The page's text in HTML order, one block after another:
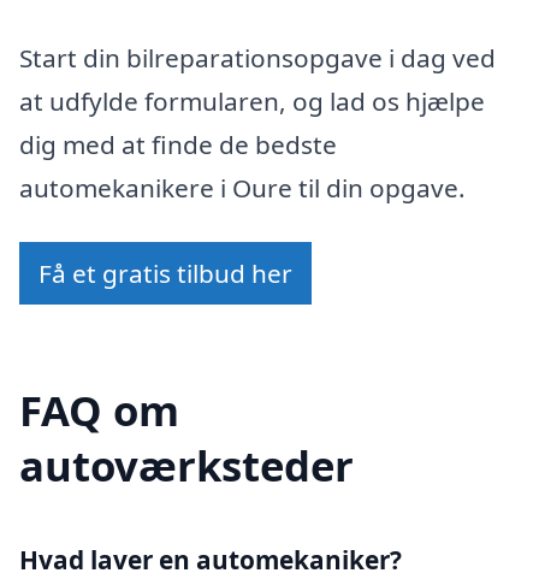
Start din bilreparationsopgave i dag ved
at udfylde formularen, og lad os hjælpe
dig med at finde de bedste
automekanikere i Oure til din opgave.
Få et gratis tilbud her
FAQ om
autoværksteder
Hvad laver en automekaniker?